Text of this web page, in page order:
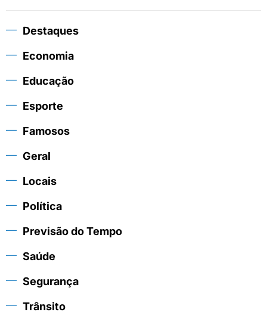
Destaques
Economia
Educação
Esporte
Famosos
Geral
Locais
Política
Previsão do Tempo
Saúde
Segurança
Trânsito